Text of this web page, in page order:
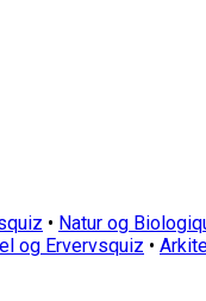
• Natur og
og Ervervsquiz •